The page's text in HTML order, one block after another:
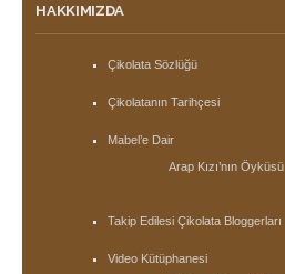
HAKKIMIZDA
Çikolata Sözlüğü
Çikolatanın Tarihçesi
Mabel’e Dair
Arap Kızı’nın Öyküsü
Takip Edilesi Çikolata Bloggerları
Video Kütüphanesi